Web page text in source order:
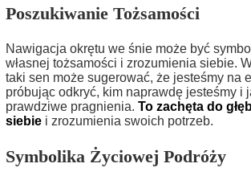
Poszukiwanie Tożsamości
Nawigacja okrętu we śnie może być
własnej tożsamości i zrozumienia siebie.
taki sen może sugerować, że jesteśmy na
próbując odkryć, kim naprawdę jesteśmy i
prawdziwe pragnienia. To zachęta do
siebie i zrozumienia swoich potrzeb.
Symbolika Życiowej Podróży